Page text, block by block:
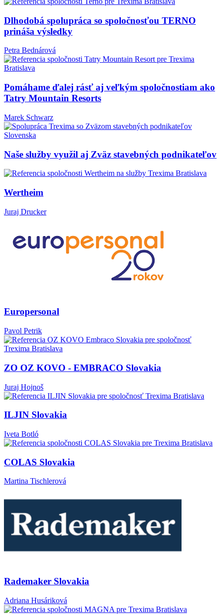
Dlhodobá spolupráca so spoločnosťou TERNO
prináša výsledky
Petra Bednárová
Pomáhame ďalej rásť aj veľkým spoločnostiam ako
Tatry Mountain Resorts
Marek Schwarz
Naše služby využil aj Zväz stavebných podnikateľov
Wertheim
Juraj Drucker
Europersonal
Pavol Petrik
ZO OZ KOVO - EMBRACO Slovakia
Juraj Hojnoš
ILJIN Slovakia
Iveta Botló
COLAS Slovakia
Martina Tischlerová
Rademaker Slovakia
Adriana Husáriková